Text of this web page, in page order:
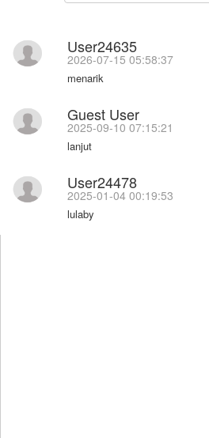
User24635
2026-07-15 05:58:37
menarik
Guest User
2025-09-10 07:15:21
lanjut
User24478
2025-01-04 00:19:53
lulaby